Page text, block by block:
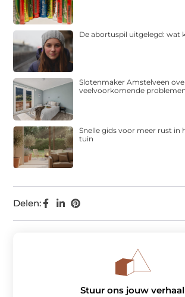
Delen:
De abortuspil uitgelegd: wat
Slotenmaker Amstelveen
veelvoorkomende
Snelle gids voor meer rust in
tuin
Stuur ons jouw